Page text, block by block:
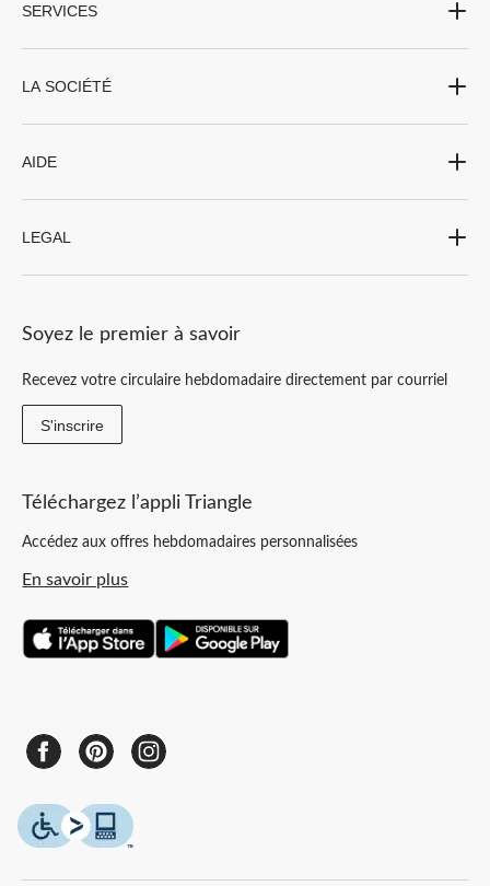
SERVICES
LA SOCIÉTÉ
AIDE
LEGAL
Soyez le premier à savoir
Recevez votre circulaire hebdomadaire directement par courriel
S'inscrire
Téléchargez l’appli Triangle
Accédez aux offres hebdomadaires personnalisées
En savoir plus